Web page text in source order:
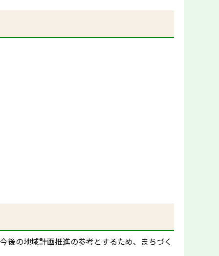
後の地域計画推進の参考とするため、まちづく